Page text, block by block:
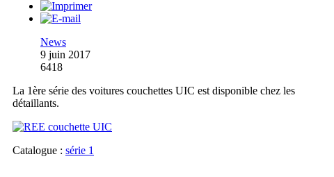
News
9 juin 2017
6418
La 1ère série des voitures couchettes UIC est disponible chez les
détaillants.
Catalogue : série 1